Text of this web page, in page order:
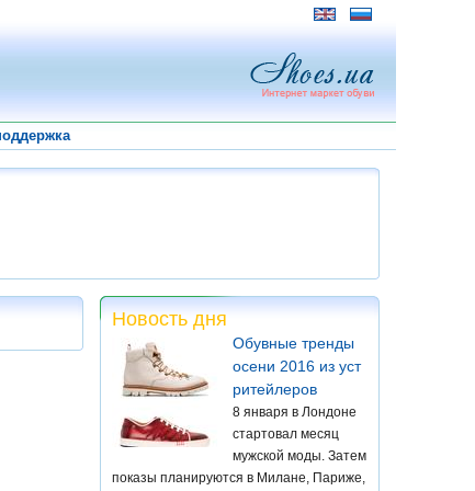
Новость дня
Обувные тренды
осени 2016 из уст
ритейлеров
8 января в Лондоне
стартовал месяц
мужской моды. Затем
показы планируются в Милане, Париже,